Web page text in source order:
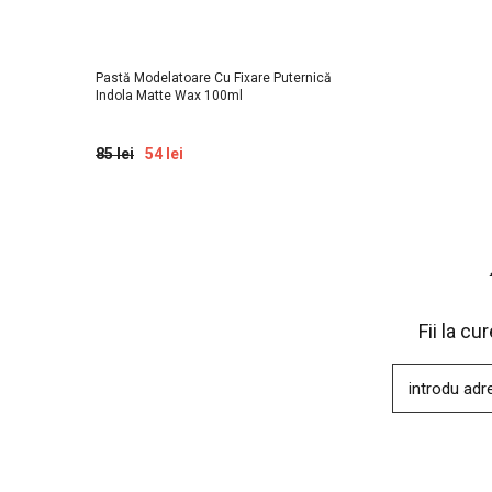
Pastă Modelatoare Cu Fixare Puternică
Indola Matte Wax 100ml
85 lei 54 lei
Fii la
introdu